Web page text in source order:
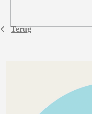
Terug